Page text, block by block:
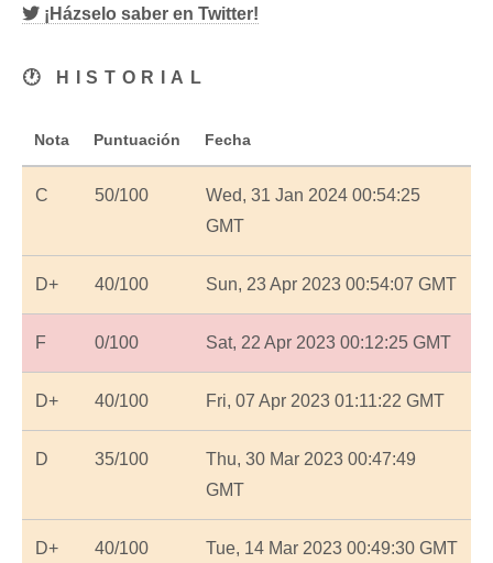
¡Házselo saber en Twitter!
🕐 HISTORIAL
Nota Puntuación Fecha
C 50/100
Wed, 31 Jan 2024 00:54:25
GMT
D+ 40/100 Sun, 23 Apr 2023 00:54:07 GMT
F 0/100 Sat, 22 Apr 2023 00:12:25 GMT
D+ 40/100 Fri, 07 Apr 2023 01:11:22 GMT
D 35/100
Thu, 30 Mar 2023 00:47:49
GMT
D+ 40/100 Tue, 14 Mar 2023 00:49:30 GMT